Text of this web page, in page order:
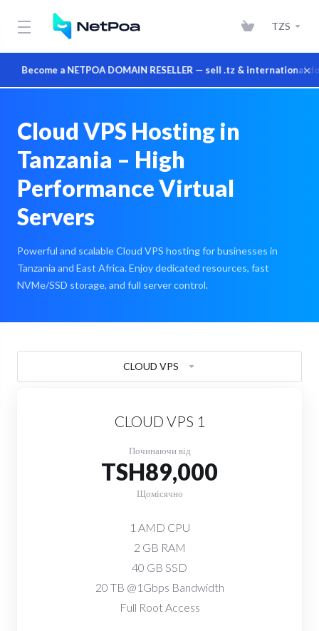
Become a NETPOA DOMAIN RESELLER — sell .tz & international ×
TZS
Cloud VPS Hosting in
Tanzania – High
Performance Virtual
Servers
Powerful and scalable Cloud VPS hosting for businesses in
Tanzania and East Africa. Enjoy dedicated resources, fast
NVMe/SSD storage, and full server control.
CLOUD VPS
CLOUD VPS 1
Починаючи від
TSH89,000
Щомісячно
1 AMD CPU
2 GB RAM
40 GB SSD
20 TB @1Gbps Bandwidth
Full Root Access